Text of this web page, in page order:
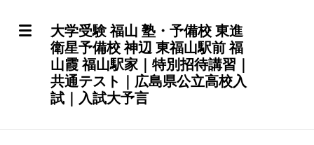
大学受験 福山 塾・予備校 東進
衛星予備校 神辺 東福山駅前 福
山霞 福山駅家｜特別招待講習｜
共通テスト｜広島県公立高校入
試｜入試大予言